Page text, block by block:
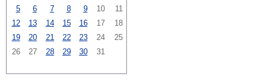
5
6 7 8 9 10
11
12
13 14 15 16 17
18
19
20 21 22 23 24
25
26
27 28 29 30 31